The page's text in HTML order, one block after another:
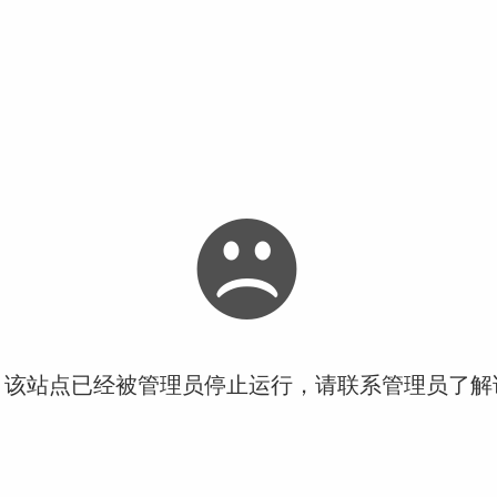
站点已经被管理员停止运行，请联系管理员了